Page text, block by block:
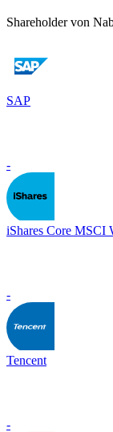
Shareholder von
SAP
-
iShares Core
-
Tencent
-